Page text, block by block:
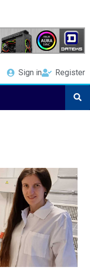
Sign in Register